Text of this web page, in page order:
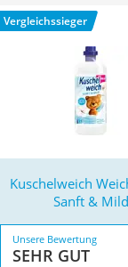
Service
im August 2026
Weichspüler Sanft
Vergleichssieger
Kuschelweich
Sanft & Mild
Unsere Bewertung
SEHR GUT